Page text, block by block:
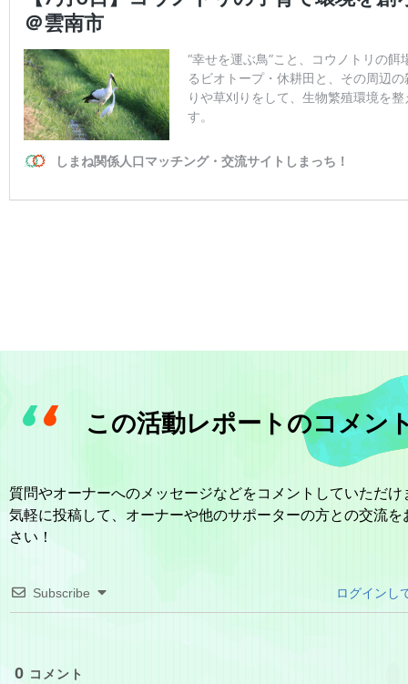
この活動レポートのコメン
質問やオーナーへのメッセージなどをコメントしていただけ
気軽に投稿して、オーナーや他のサポーターの方との交流を
さい！
Subscribe ログインし
0 コメント